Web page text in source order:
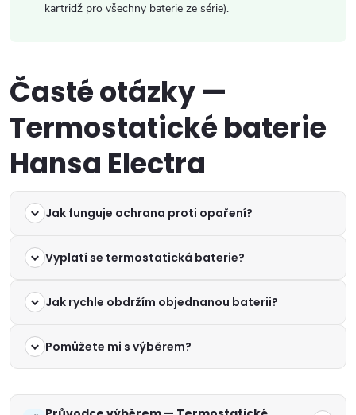
kartridž pro všechny baterie ze série).
Časté otázky —
Termostatické baterie
Hansa Electra
Jak funguje ochrana proti opaření?
Vyplatí se termostatická baterie?
Jak rychle obdržím objednanou baterii?
Pomůžete mi s výběrem?